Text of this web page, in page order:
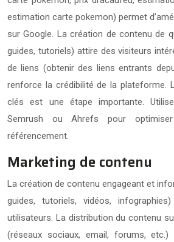
estimation carte pokemon) permet
sur Google. La création de contenu de
guides, tutoriels) attire des visiteurs
de liens (obtenir des liens entrants
renforce la crédibilité de la plateforme.
clés est une étape importante.
Semrush ou Ahrefs pour
référencement.
Marketing de contenu
La création de contenu engageant et
guides, tutoriels, vidéos,
utilisateurs. La distribution du contenu
(réseaux sociaux, email, forums, etc.)